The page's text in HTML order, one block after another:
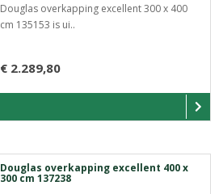
Douglas overkapping excellent 300 x 400
cm 135153 is ui..
€ 2.289,80
Douglas overkapping excellent 400 x
300 cm 137238